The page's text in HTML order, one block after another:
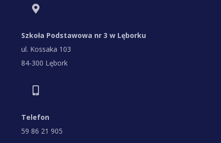
Szkoła Podstawowa nr 3 w Lęborku
ul. Kossaka 103
84-300 Lębork
Telefon
59 86 21 905